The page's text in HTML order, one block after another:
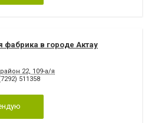
фабрика в городе Актау
22, 109-а/я
511358